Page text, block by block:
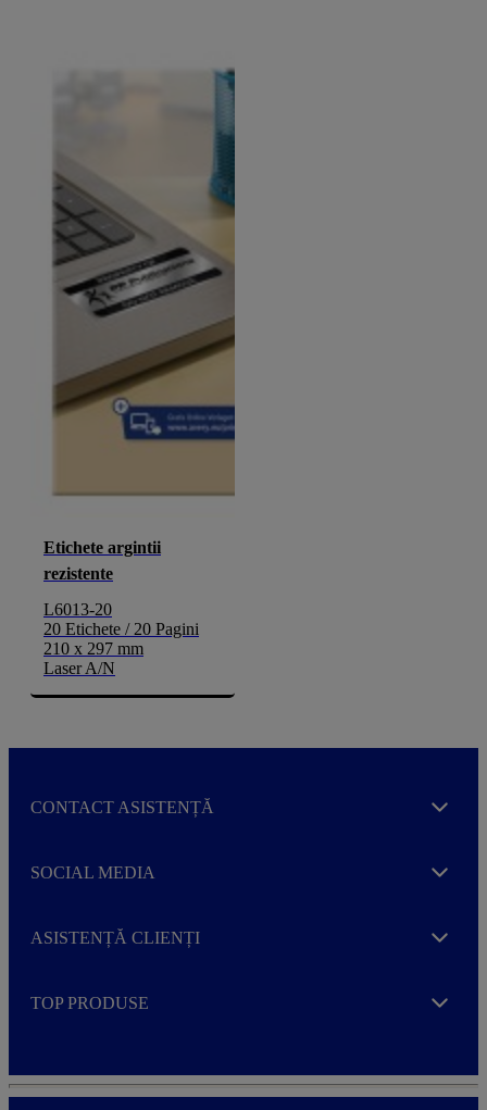
Etichete argintii
rezistente
L6013-20
20 Etichete / 20 Pagini
210 x 297 mm
Laser A/N
CONTACT ASISTENȚĂ Expand
SOCIAL MEDIA Expand
ASISTENȚĂ CLIENȚI Expand
TOP PRODUSE Expand